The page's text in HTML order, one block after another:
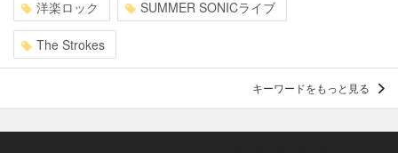
洋楽ロック SUMMER SONICライブ
The Strokes
キーワードをもっと見る